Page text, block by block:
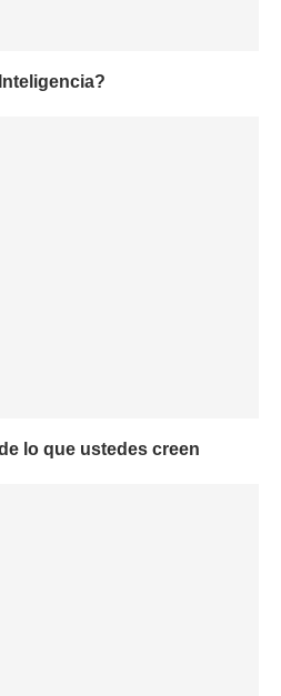
lo que ustedes creen